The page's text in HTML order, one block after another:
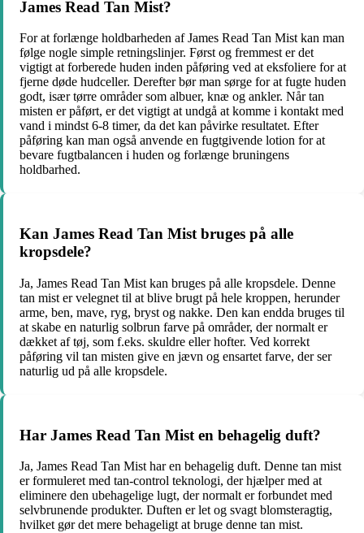
James Read Tan Mist?
For at forlænge holdbarheden af James Read Tan Mist kan man
følge nogle simple retningslinjer. Først og fremmest er det
vigtigt at forberede huden inden påføring ved at eksfoliere for at
fjerne døde hudceller. Derefter bør man sørge for at fugte huden
godt, især tørre områder som albuer, knæ og ankler. Når tan
misten er påført, er det vigtigt at undgå at komme i kontakt med
vand i mindst 6-8 timer, da det kan påvirke resultatet. Efter
påføring kan man også anvende en fugtgivende lotion for at
bevare fugtbalancen i huden og forlænge bruningens
holdbarhed.
Kan James Read Tan Mist bruges på alle
kropsdele?
Ja, James Read Tan Mist kan bruges på alle kropsdele. Denne
tan mist er velegnet til at blive brugt på hele kroppen, herunder
arme, ben, mave, ryg, bryst og nakke. Den kan endda bruges til
at skabe en naturlig solbrun farve på områder, der normalt er
dækket af tøj, som f.eks. skuldre eller hofter. Ved korrekt
påføring vil tan misten give en jævn og ensartet farve, der ser
naturlig ud på alle kropsdele.
Har James Read Tan Mist en behagelig duft?
Ja, James Read Tan Mist har en behagelig duft. Denne tan mist
er formuleret med tan-control teknologi, der hjælper med at
eliminere den ubehagelige lugt, der normalt er forbundet med
selvbrunende produkter. Duften er let og svagt blomsteragtig,
hvilket gør det mere behageligt at bruge denne tan mist.